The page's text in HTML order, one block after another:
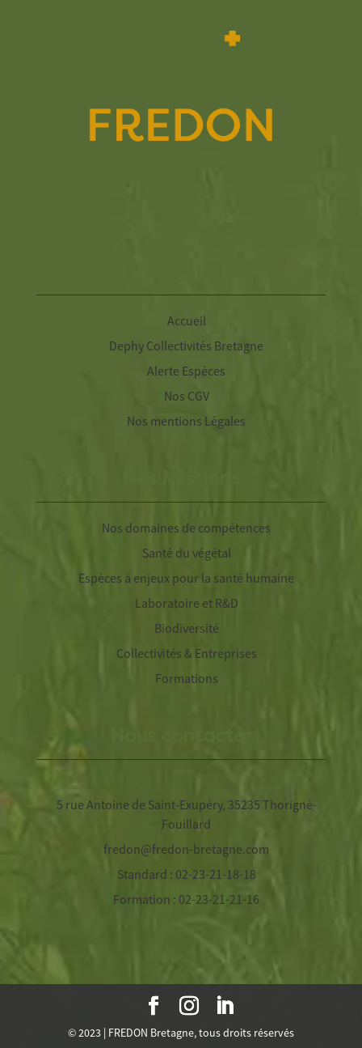
Accueil
Dephy Collectivités Bretagne
Alerte Espèces
Nos CGV
Nos mentions Légales
Nos domaines de compétences
Santé du végétal
Espèces à enjeux pour la santé humaine
Laboratoire et R&D
Biodiversité
Collectivités & Entreprises
Formations
5 rue Antoine de Saint-Exupéry, 35235 Thorigné-
Fouillard
fredon@fredon-bretagne.com
Standard : 02-23-21-18-18
Formation : 02-23-21-21-16
© 2023 | FREDON Bretagne, tous droits réservés